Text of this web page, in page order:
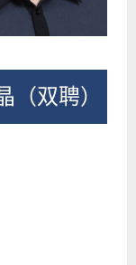
（双聘）